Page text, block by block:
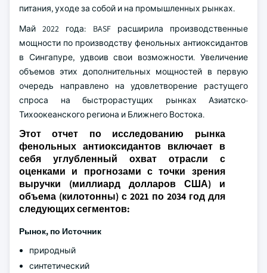
питания, уходе за собой и на промышленных рынках.
Май 2022 года: BASF расширила производственные
мощности по производству фенольных антиоксидантов
в Сингапуре, удвоив свои возможности. Увеличение
объемов этих дополнительных мощностей в первую
очередь направлено на удовлетворение растущего
спроса на быстрорастущих рынках Азиатско-
Тихоокеанского региона и Ближнего Востока.
Этот отчет по исследованию рынка
фенольных антиоксидантов включает в
себя углубленный охват отрасли с
оценками и прогнозами с точки зрения
выручки (миллиард долларов США) и
объема (килотонны) с 2021 по 2034 год для
следующих сегментов:
Рынок, по Источник
природный
синтетический